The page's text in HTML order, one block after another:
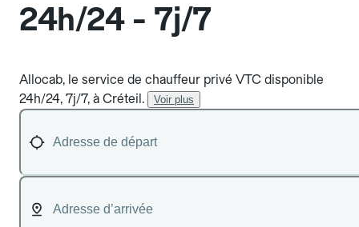
24h/24 - 7j/7
Allocab, le service de chauffeur privé VTC disponible
24h/24, 7j/7, à Créteil.
Voir plus